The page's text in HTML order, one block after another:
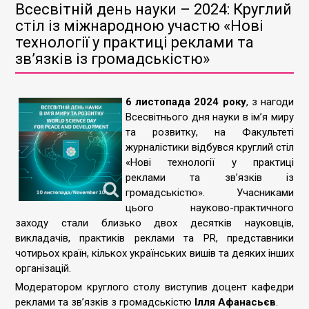
Всесвітній день науки – 2024: Круглий
стіл із міжнародною участю «Нові
технології у практиці реклами та
зв’язків із громадськістю»
6 листопада 2024 року, з нагоди
Всесвітнього дня науки в ім’я миру
та розвитку, на Факультеті
журналістики відбувся круглий стіл
«Нові технології у практиці
реклами та зв’язків із
громадськістю». Учасниками
цього науково-практичного
заходу стали близько двох десятків науковців,
викладачів, практиків реклами та PR, представники
чотирьох країн, кількох українських вишів та деяких інших
організацій.
Модератором круглого столу виступив доцент кафедри
реклами та зв’язків з громадськістю Ілля Афанасьєв.